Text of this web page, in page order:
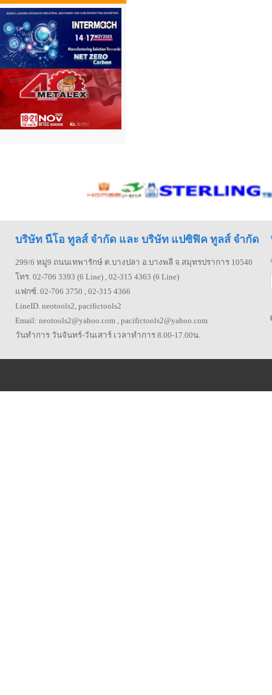
บริษัท นีโอ ทูลส์ จำกัด และ บริษัท แปซิฟิค ทูลส์ จำกัด
299/6 หมู่9 ถนนเทพารักษ์ ต.บางปลา อ.บางพลี จ.สมุทรปราการ 10540
โทร. 02-706 3393 (6 Line) , 02-315 4363 (6 Line)
แฟกซ์. 02-706 3750 , 02-315 4366
LineID. neotools2, pacifictools2
Email: neotools2@yahoo.com , pacifictools2@yahoo.com
วันทำการ วันจันทร์-วันเสาร์ เวลาทำการ 8.00-17.00น.